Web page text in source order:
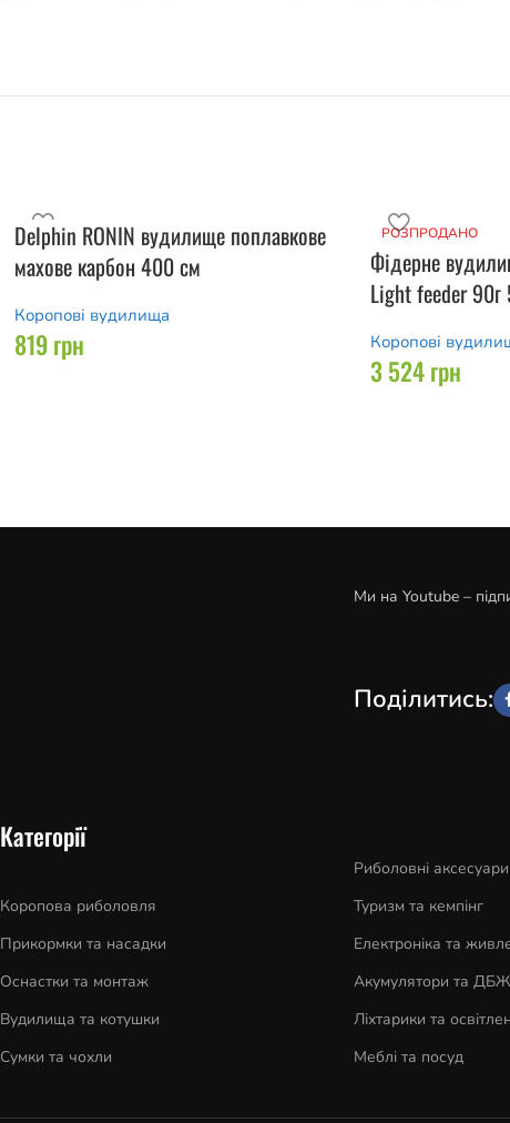
Delphin RONIN вудилище поплавкове
махове карбон 400 см
Коропові вудилища
819грн
РОЗПРОДАНО
Фідерне
Light feeder
Коропові
3 524грн
Ми на Youtube –
Поділитись:
Категорії
Коропова риболовля
Прикормки та насадки
Оснастки та монтаж
Вудилища та котушки
Сумки та чохли
Риболовні аксесуари
Туризм та кемпінг
Електроніка та
Акумулятори та ДБЖ
Ліхтарики та
Меблі та посуд